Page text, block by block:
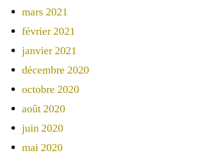
mars 2021
février 2021
janvier 2021
décembre 2020
octobre 2020
août 2020
juin 2020
mai 2020